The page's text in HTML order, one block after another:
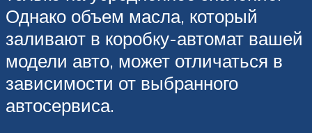
Однако объем масла, который
заливают в коробку-автомат вашей
модели авто, может отличаться в
зависимости от выбранного
автосервиса.